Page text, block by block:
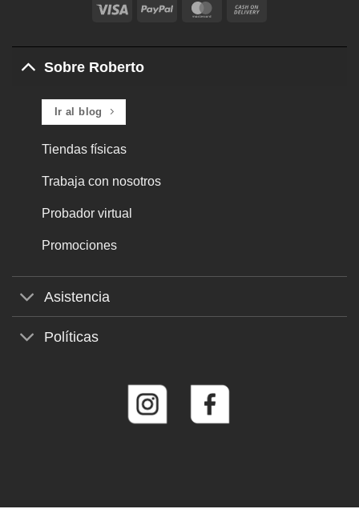
Visa PayPal MasterCard
Delivery
Sobre Roberto
Ir al blog
Tiendas físicas
Trabaja con nosotros
Probador virtual
Promociones
Asistencia
Políticas